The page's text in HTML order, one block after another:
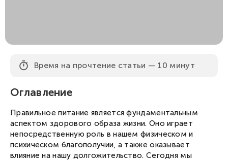
Время на прочтение статьи — 10 минут
Оглавление
Правильное питание является фундаментальным
аспектом здорового образа жизни. Оно играет
непосредственную роль в нашем физическом и
психическом благополучии, а также оказывает
влияние на нашу долгожительство. Сегодня мы